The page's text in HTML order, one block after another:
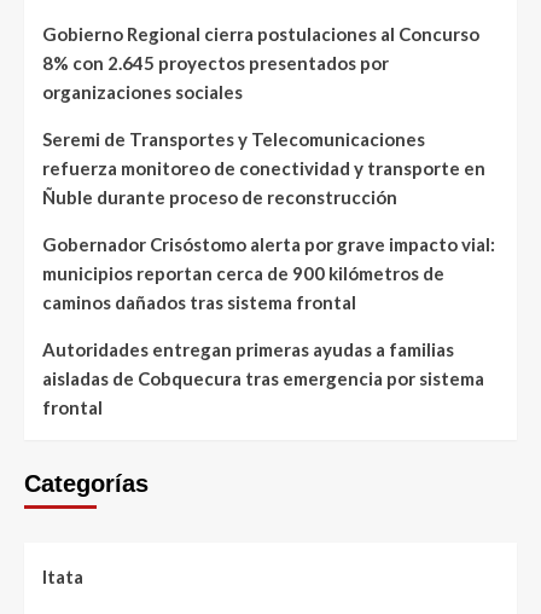
Gobierno Regional cierra postulaciones al Concurso
8% con 2.645 proyectos presentados por
organizaciones sociales
Seremi de Transportes y Telecomunicaciones
refuerza monitoreo de conectividad y transporte en
Ñuble durante proceso de reconstrucción
Gobernador Crisóstomo alerta por grave impacto vial:
municipios reportan cerca de 900 kilómetros de
caminos dañados tras sistema frontal
Autoridades entregan primeras ayudas a familias
aisladas de Cobquecura tras emergencia por sistema
frontal
Categorías
Itata